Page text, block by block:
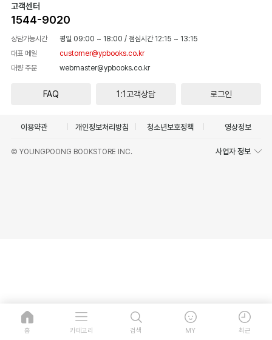
고객센터
1544-9020
상담가능시간 평일 09:00 ~ 18:00 / 점심시간 12:15 ~ 13:15
대표 메일
customer@ypbooks.co.kr
대량 주문
webmaster@ypbooks.co.kr
FAQ 1:1고객상담 로그인
이용약관 개인정보처리방침 청소년보호정책 영상정보
© YOUNGPOONG BOOKSTORE INC. 사업자 정보
홈 카테고리 검색 MY 최근